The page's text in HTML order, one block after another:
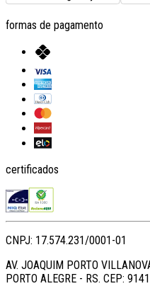
formas de pagamento
certificados
CNPJ: 17.574.231/0001-01
AV. JOAQUIM PORTO
PORTO ALEGRE - RS. CEP: